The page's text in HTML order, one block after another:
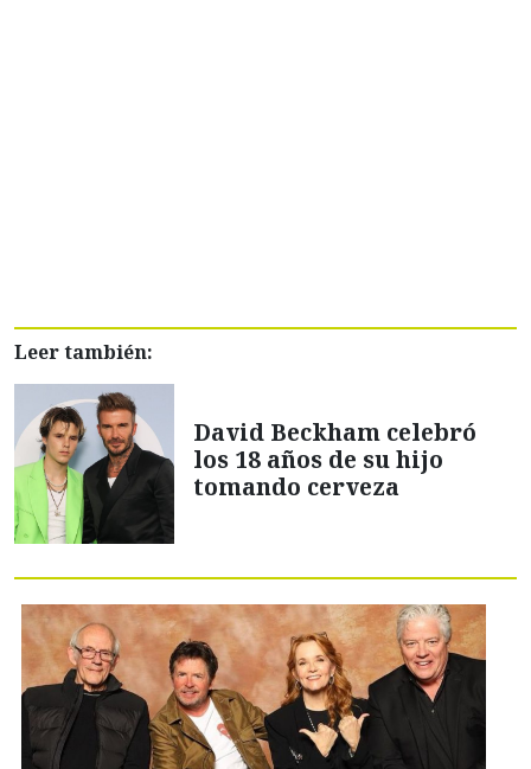
Leer también:
David Beckham celebró
los 18 años de su hijo
tomando cerveza